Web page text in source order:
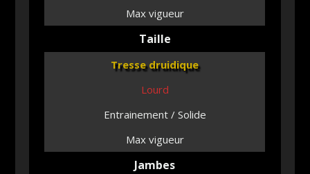
Max vigueur
Taille
Tresse druidique
Lourd
Entrainement / Solide
Max vigueur
Jambes